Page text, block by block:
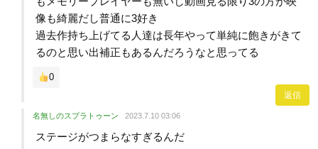
像も綺麗だし普通に3好き
過去作持ち上げてる人達は長年やって単純に飽きがきて
るのと思い出補正もあるんだろうなと思ってる
0
返信
名無しのスプラトゥーン 2023.7.10 03:06
ステージがつまらなすぎるんだ